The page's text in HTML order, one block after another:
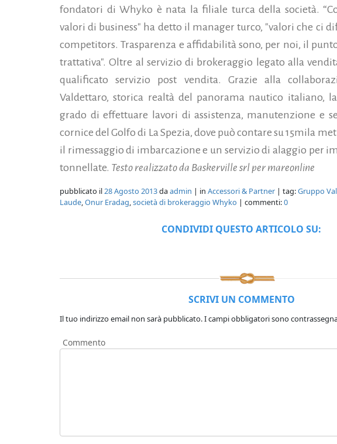
fondatori di Whyko è nata la filiale turca della società.
valori di business" ha detto il manager turco, "valori che ci
competitors. Trasparenza e affidabilità sono, per noi, il
trattativa". Oltre al servizio di brokeraggio legato alla
qualificato servizio post vendita. Grazie alla
Valdettaro, storica realtà del panorama nautico italiano,
grado di effettuare lavori di assistenza, manutenzione e
cornice del Golfo di La Spezia, dove può contare su 15mila
il rimessaggio di imbarcazione e un servizio di alaggio per
tonnellate. Testo realizzato da Baskerville srl per mareonline
pubblicato il28 Agosto 2013daadmin | in Accessori & Partner | tag:Gruppo
Laude,Onur Eradag,società di brokeraggio Whyko | commenti:0
CONDIVIDI QUESTO ARTICOLO SU:
SCRIVI UN COMMENTO
Il tuo indirizzo email non sarà pubblicato.I campi obbligatori sono
Commento